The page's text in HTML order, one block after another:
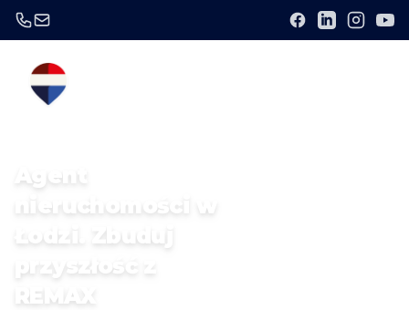
Agent
nieruchomości w
Łodzi. Zbuduj
przyszłość z
REMAX